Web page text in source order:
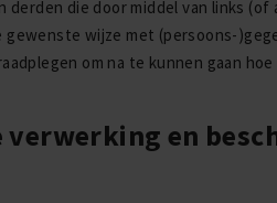
die door middel van links (of
wijze met (persoons-
om na te kunnen gaan
en